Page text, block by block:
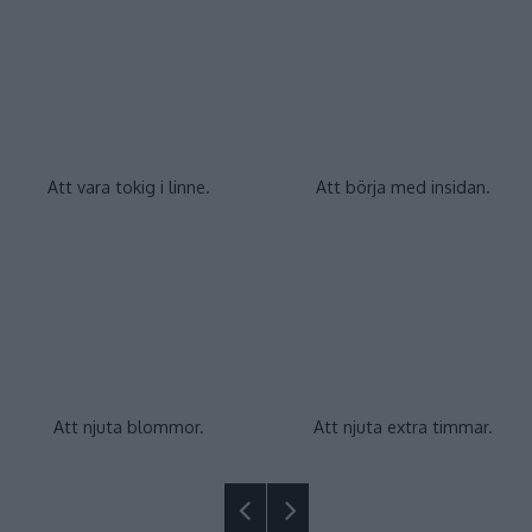
Att vara tokig i linne.
Att njuta blommor.
Att börja med insidan.
Att njuta extra timmar.